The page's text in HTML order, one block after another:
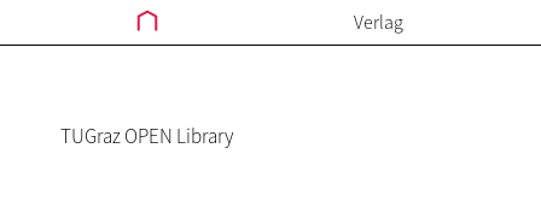
Verlag
TUGraz OPEN Library